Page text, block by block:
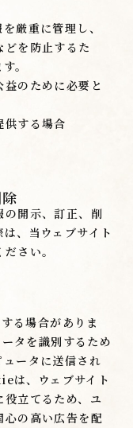
厳重に管理し、
を防止するた
。
益のために必要と
供する場合
の開示、訂正、削
、当ウェブサイト
さい。
る場合がありま
タを識別するため
ータに送信され
は、ウェブサイト
立てるため、ユ
心の高い広告を配